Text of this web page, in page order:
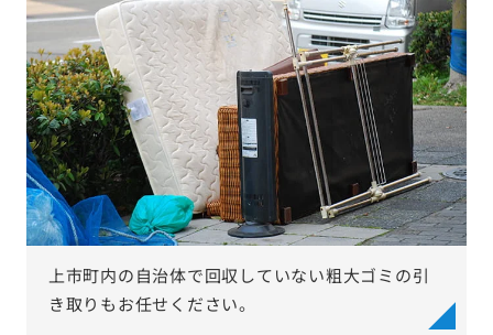
上市町内の自治体で回収していない粗大ゴミの引
き取りもお任せください。